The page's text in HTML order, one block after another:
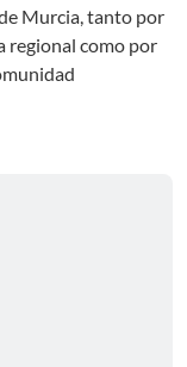
Murcia, tanto por
regional como por